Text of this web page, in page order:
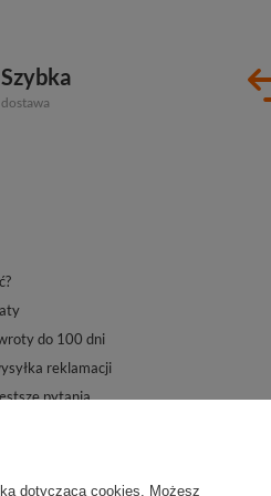
Szybka
dostawa
do 100 dni
reklamacji
pytania
dotyczącą cookies . Możesz